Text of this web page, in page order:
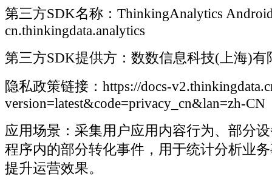
第三方SDK名称：ThinkingAnalytics
cn.thinkingdata.analytics
第三方SDK提供方：数数信息科技(上海)有
隐私政策链接：https://docs-
version=latest&code=privacy_cn&lan=zh-CN
应用场景：采集用户应用内容行为、部分
程序内的部分转化事件，用于统计分析业
提升运营效果。